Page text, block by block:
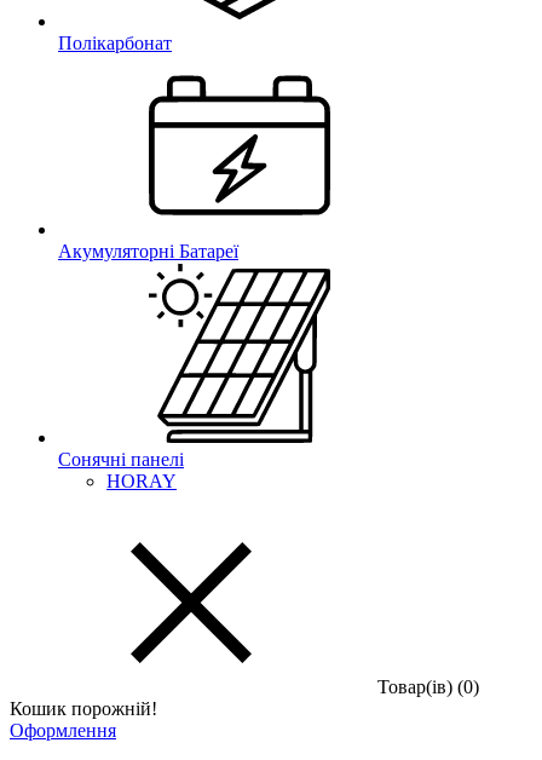
Полікарбонат
Акумуляторні Батареї
Сонячні панелі
HORAY
Товар(iв) (0)
Кошик порожній!
Оформлення